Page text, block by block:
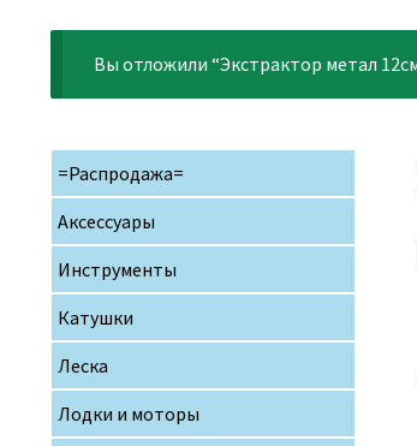
Вы отложили “Экстрактор метал
=Распродажа=
Аксессуары
Инструменты
Катушки
Леска
Лодки и моторы